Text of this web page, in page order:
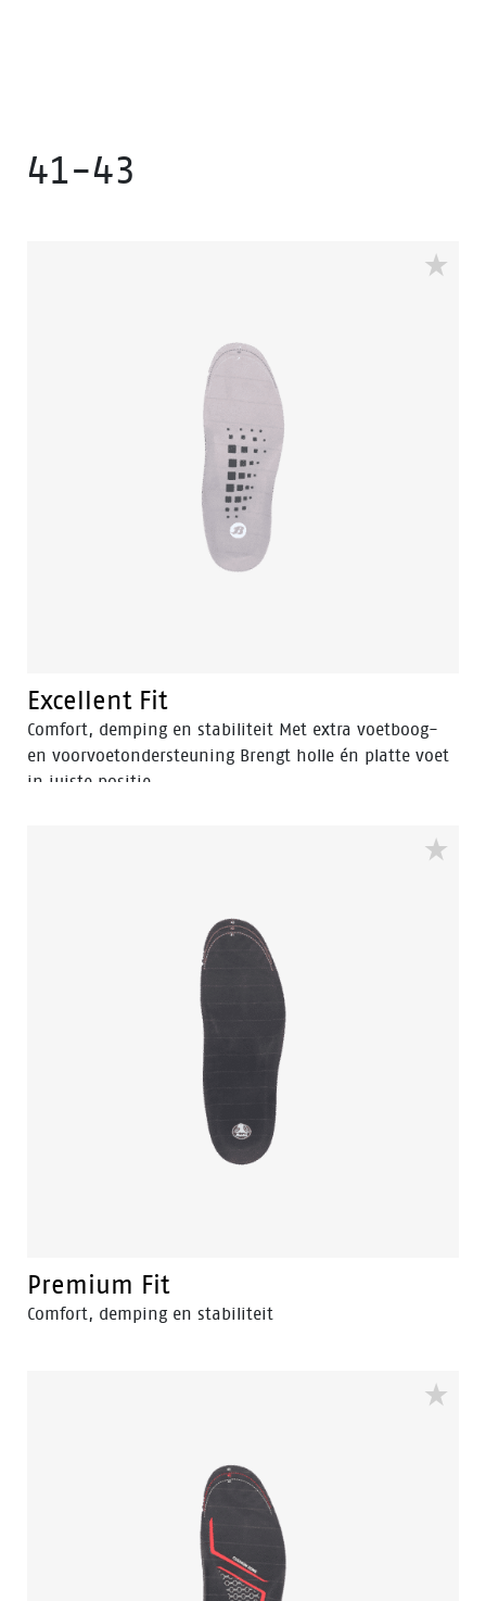
41-43
Excellent Fit
Comfort, demping en stabiliteit Met extra voetboog-
en voorvoetondersteuning Brengt holle én platte voet
in juiste positie
Premium Fit
Comfort, demping en stabiliteit